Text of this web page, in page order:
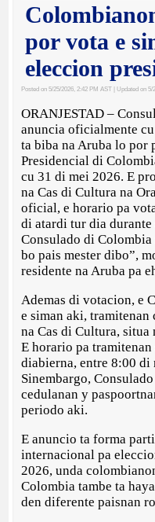
por vota e
eleccion
Posted on 5/25/2026, 2:42 PM AST | Updated on
ORANJESTAD –
anuncia oficialmente
ta biba na Aruba lo por
Presidencial di
cu 31 di mei 2026. E
na Cas di Cultura na
oficial, e horario pa
di atardi tur dia
Consulado di
bo pais mester dibo”,
residente na Aruba pa
Ademas di votacion, e
e siman aki,
na Cas di Cultura, situa
E horario pa
diabierna, entre 8:00
Sinembargo,
cedulanan y
periodo aki.
E anuncio ta forma
internacional pa
2026, unda
Colombia tambe ta
den diferente paisnan